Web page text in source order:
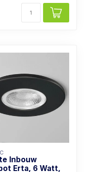
Inbouw
Erta, 6 Watt,